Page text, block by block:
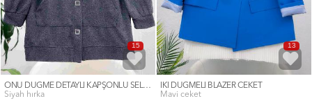
15
ÖNÜ DÜĞME DETAYLI KAPŞONLU SELANİK HIRKA
siyah hırka
13
İKİ DÜĞMELİ BLAZER CEKET
mavi ceket